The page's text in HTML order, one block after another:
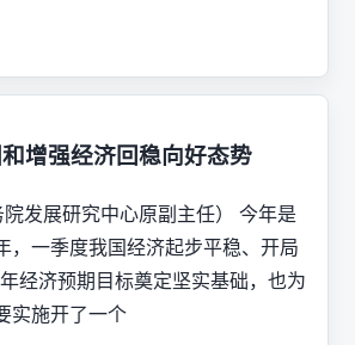
增强经济回稳向好态势
发展研究中心原副主任） 今年是
，一季度我国经济起步平稳、开局
经济预期目标奠定坚实基础，也为
实施开了一个